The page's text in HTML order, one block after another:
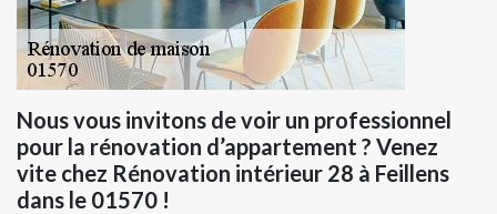
Nous vous invitons de voir un professionnel
pour la rénovation d’appartement ? Venez
vite chez Rénovation intérieur 28 à Feillens
dans le 01570 !